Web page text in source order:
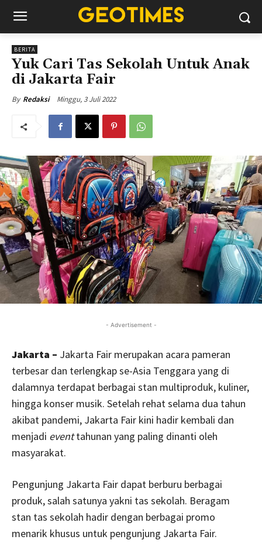
BERITA
Yuk Cari Tas Sekolah Untuk Anak
di Jakarta Fair
By Redaksi Minggu, 3 Juli 2022
- Advertisement -
Jakarta – Jakarta Fair merupakan acara pameran
terbesar dan terlengkap se-Asia Tenggara yang di
dalamnya terdapat berbagai stan multiproduk, kuliner,
hingga konser musik. Setelah rehat selama dua tahun
akibat pandemi, Jakarta Fair kini hadir kembali dan
menjadi eventtahunan yang paling dinanti oleh
masyarakat.
Pengunjung Jakarta Fair dapat berburu berbagai
produk, salah satunya yakni tas sekolah. Beragam
stan tas sekolah hadir dengan berbagai promo
menarik khusus untuk pengunjung Jakarta Fair.